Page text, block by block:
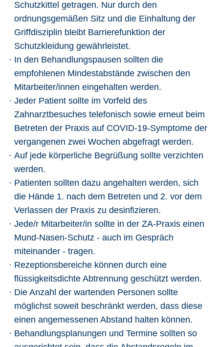
Schutzkittel getragen. Nur durch den
ordnungsgemäßen Sitz und die Einhaltung der
Griffdisziplin bleibt Barrierefunktion der
Schutzkleidung gewährleistet.
In den Behandlungspausen sollten die
empfohlenen Mindestabstände zwischen den
Mitarbeiter/innen eingehalten werden.
Jeder Patient sollte im Vorfeld des
Zahnarztbesuches telefonisch sowie erneut beim
Betreten der Praxis auf COVID-19-Symptome der
vergangenen zwei Wochen abgefragt werden.
Auf jede körperliche Begrüßung sollte verzichten
werden.
Patienten sollten dazu angehalten werden, sich
die Hände 1. nach dem Betreten und 2. vor dem
Verlassen der Praxis zu desinfizieren.
Jede/r Mitarbeiter/in sollte in der ZA-Praxis einen
Mund-Nasen-Schutz - auch im Gespräch
miteinander - tragen.
Rezeptionsbereiche können durch eine
flüssigkeitsdichte Abtrennung geschützt werden.
Die Anzahl der wartenden Personen sollte
möglichst soweit beschränkt werden, dass diese
einen angemessenen Abstand halten können.
Behandlungsplanungen und Termine sollten so